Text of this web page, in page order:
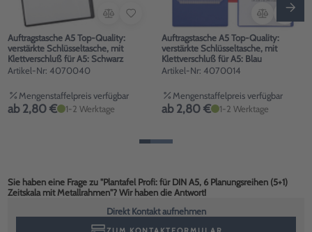
Auftragstasche A5 Top-Quality:
verstärkte Schlüsseltasche, mit
Klettverschluß für A5: Schwarz
Artikel-Nr: 4070040
Mengenstaffelpreis verfügbar
ab 2,80 € 1-2 Werktage
Auftragstasche A5 Top-Quality:
verstärkte Schlüsseltasche, mit
Klettverschluß für A5: Blau
Artikel-Nr: 4070014
Mengenstaffelpreis verfügbar
ab 2,80 € 1-2 Werktage
Sie haben eine Frage zu "Plantafel Profi: für DIN A5, 6 Planungsreihen (5+1)
Zeitskala mit Metallrahmen"? Wir haben die Antwort!
Direkt Kontakt aufnehmen